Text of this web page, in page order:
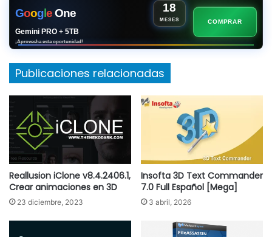
GoogeOne 18
MESES
Gemini PRO + 5TB
¡Aprovecha esta oportunidad!
COMPRAR
Publicaciones relacionadas
Reallusion iClone v8.4.2406.1,
Crear animaciones en 3D
23 diciembre, 2023
Insofta 3D Text Commander
7.0 Full Español [Mega]
3 abril, 2026